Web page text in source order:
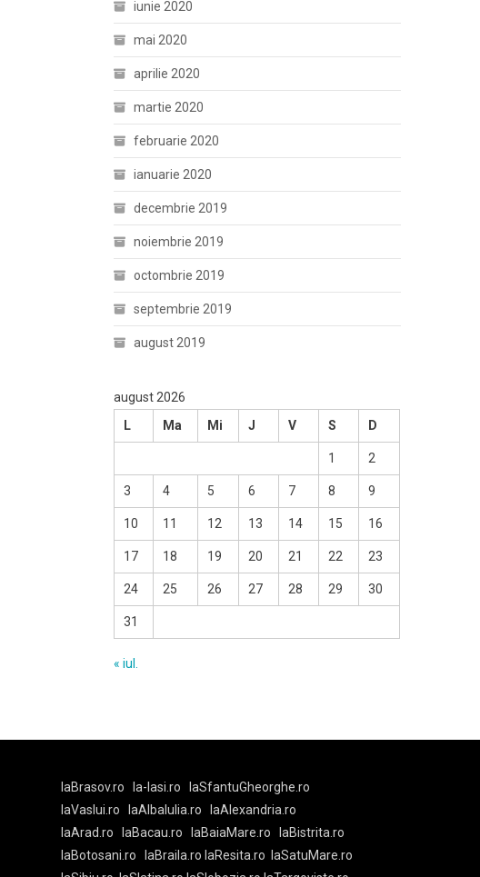
iunie 2020
mai 2020
aprilie 2020
martie 2020
februarie 2020
ianuarie 2020
decembrie 2019
noiembrie 2019
octombrie 2019
septembrie 2019
august 2019
august 2026
L
Ma Mi J V S D
1 2
3 4 5 6 7 8 9
10 11 12 13 14 15 16
17 18 19 20 21 22 23
24 25 26 27 28 29 30
31
« iul.
laBrasov.ro la-Iasi.ro
laSfantuGheorghe.ro
laVaslui.ro
laAlbaIulia.ro
laAlexandria.ro
laArad.ro
laBacau.ro laBaiaMare.ro
laBistrita.ro
laBotosani.ro
laBraila.ro laResita.ro
laSatuMare.ro